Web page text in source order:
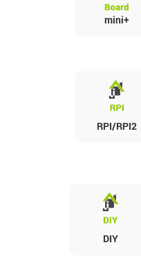
mini+
RPI/RPI2
DIY